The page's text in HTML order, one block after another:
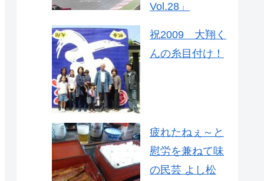
Vol.28」
祝2009 大翔く
んの糸目付け！
疲れたねぇ～と
慰労を兼ねて味
の民芸 よし松